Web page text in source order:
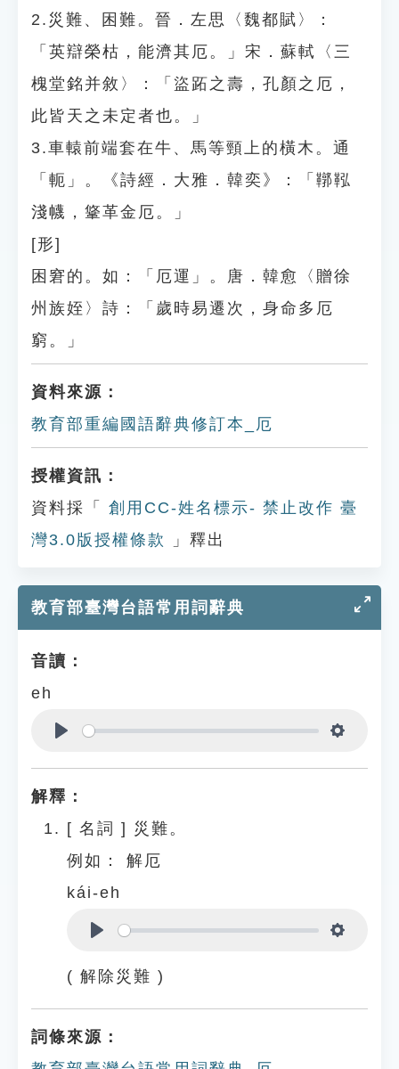
2.災難、困難。晉．左思〈魏都賦〉：
「英辯榮枯，能濟其厄。」宋．蘇軾〈三
槐堂銘并敘〉：「盜跖之壽，孔顏之厄，
此皆天之未定者也。」
3.車轅前端套在牛、馬等頸上的橫木。通
「軛」。《詩經．大雅．韓奕》：「鞹鞃
淺幭，䩦革金厄。」
[形]
困窘的。如：「厄運」。唐．韓愈〈贈徐
州族姪〉詩：「歲時易遷次，身命多厄
窮。」
資料來源：
教育部重編國語辭典修訂本_厄
授權資訊：
資料採「
創用CC-姓名標示- 禁止改作 臺
灣3.0版授權條款
」釋出
教育部臺灣台語常用詞辭典
音讀：
eh
解釋：
[ 名詞 ] 災難。
例如：
解厄
kái-eh
( 解除災難 )
詞條來源：